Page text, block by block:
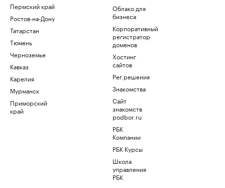
Пермский край
Ростов-на-Дону
Татарстан
Тюмень
Черноземье
Кавказ
Карелия
Мурманск
Приморский
край
Облако для
бизнеса
Корпоративный
регистратор
доменов
Хостинг
сайтов
Рег.решения
Знакомства
Сайт
знакомств
podbor.ru
РБК
Компании
РБК Курсы
Школа
управления
РБК